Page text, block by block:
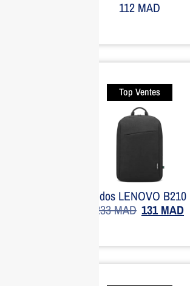
112MAD
Top Ventes
Sac à dos LENOVO
233MAD 131MAD